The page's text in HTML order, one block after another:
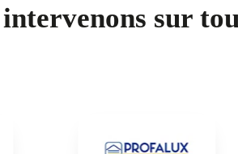
sur